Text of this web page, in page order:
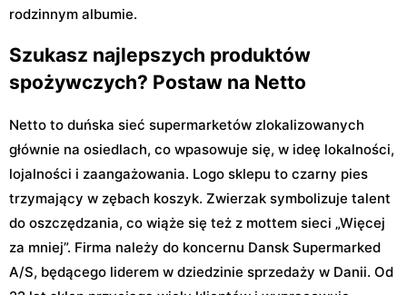
rodzinnym albumie.
Szukasz najlepszych produktów
spożywczych? Postaw na Netto
Netto to duńska sieć supermarketów zlokalizowanych
głównie na osiedlach, co wpasowuje się, w ideę lokalności,
lojalności i zaangażowania. Logo sklepu to czarny pies
trzymający w zębach koszyk. Zwierzak symbolizuje talent
do oszczędzania, co wiąże się też z mottem sieci „Więcej
za mniej”. Firma należy do koncernu Dansk Supermarked
A/S, będącego liderem w dziedzinie sprzedaży w Danii. Od